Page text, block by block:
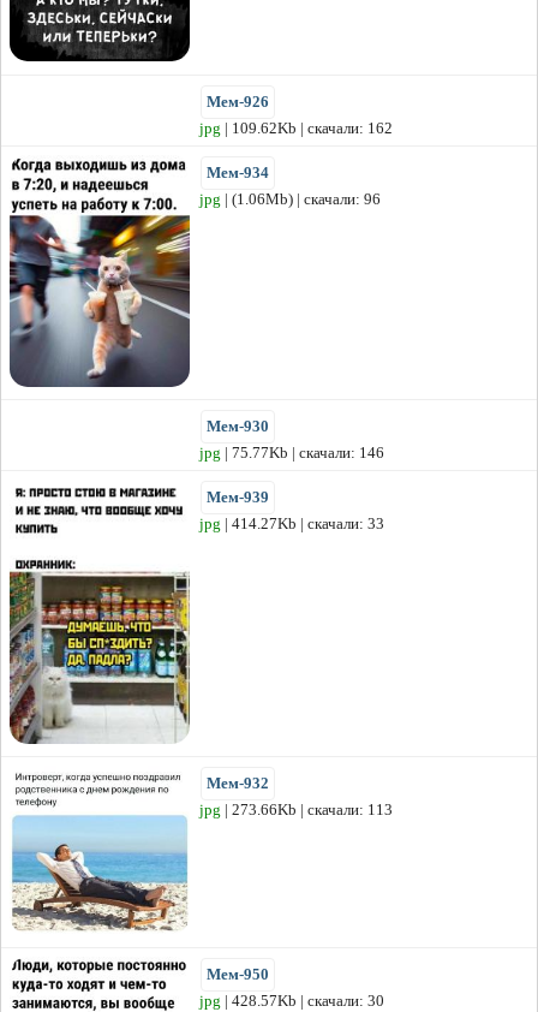
Мем-926
jpg | 109.62Kb | скачали: 162
Мем-934
jpg | (1.06Mb) | скачали: 96
Мем-930
jpg | 75.77Kb | скачали: 146
Мем-939
jpg | 414.27Kb | скачали: 33
Мем-932
jpg | 273.66Kb | скачали: 113
Мем-950
jpg | 428.57Kb | скачали: 30